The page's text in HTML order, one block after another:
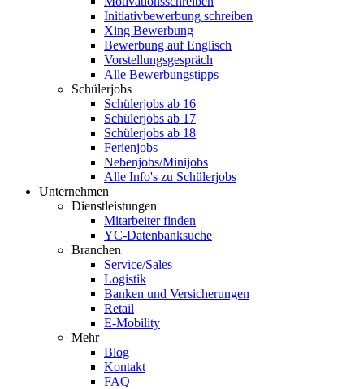
Initiativbewerbung schreiben
Xing Bewerbung
Bewerbung auf Englisch
Vorstellungsgespräch
Alle Bewerbungstipps
Schülerjobs
Schülerjobs ab 16
Schülerjobs ab 17
Schülerjobs ab 18
Ferienjobs
Nebenjobs/Minijobs
Alle Info's zu Schülerjobs
Unternehmen
Dienstleistungen
Mitarbeiter finden
YC-Datenbanksuche
Branchen
Service/Sales
Logistik
Banken und Versicherungen
Retail
E-Mobility
Mehr
Blog
Kontakt
FAQ